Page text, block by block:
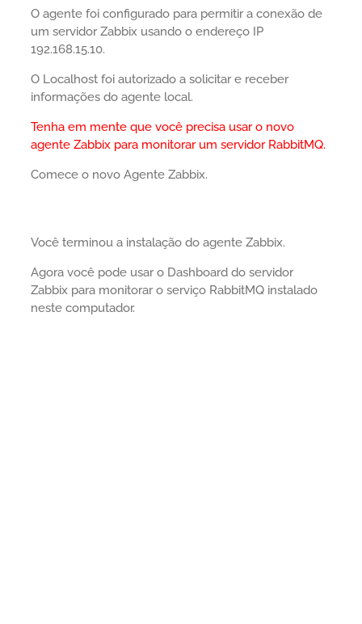
O agente foi configurado para permitir a conexão de
um servidor Zabbix usando o endereço IP
192.168.15.10.
O Localhost foi autorizado a solicitar e receber
informações do agente local.
Tenha em mente que você precisa usar o novo
agente Zabbix para monitorar um servidor RabbitMQ.
Comece o novo Agente Zabbix.
Você terminou a instalação do agente Zabbix.
Agora você pode usar o Dashboard do servidor
Zabbix para monitorar o serviço RabbitMQ instalado
neste computador.